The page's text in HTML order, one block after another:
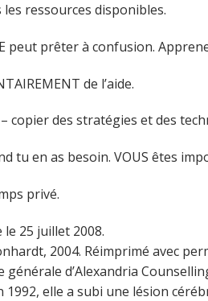
les ressources disponibles.
peut prêter à confusion.
de l’aide.
– copier des stratégies et des
tu en as besoin. VOUS êtes
privé.
25 juillet 2008.
2004. Réimprimé avec
d’Alexandria
1992, elle a subi une lésion